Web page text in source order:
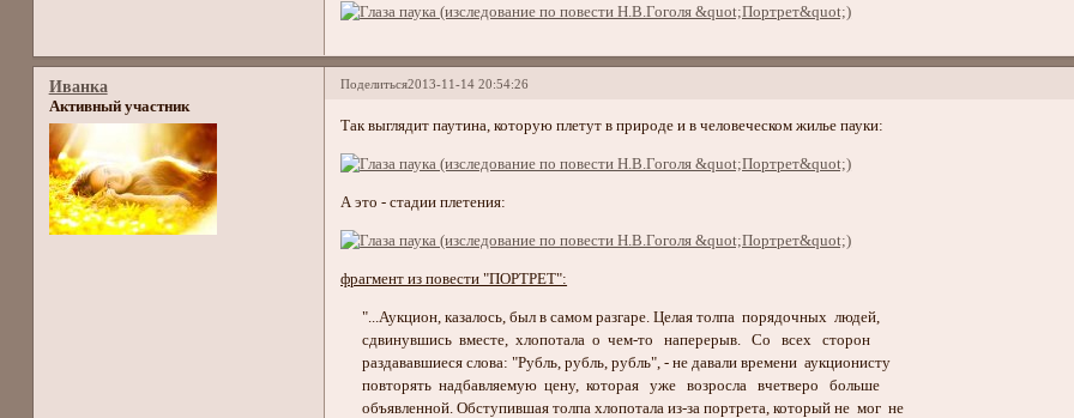
Поделиться2013-11-14 20:54:26
Иванка
Активный участник
Так выглядит паутина, которую плетут в природе и в человеческом жилье пауки:
А это - стадии плетения:
фрагмент из повести "ПОРТРЕТ":
"...Аукцион, казалось, был в самом разгаре. Целая толпа порядочных людей,
сдвинувшись вместе, хлопотала о чем-то наперерыв. Со всех сторон
раздававшиеся слова: "Рубль, рубль, рубль", - не давали времени аукционисту
повторять надбавляемую цену, которая уже возросла вчетверо больше
объявленной. Обступившая толпа хлопотала из-за портрета, который не мог не